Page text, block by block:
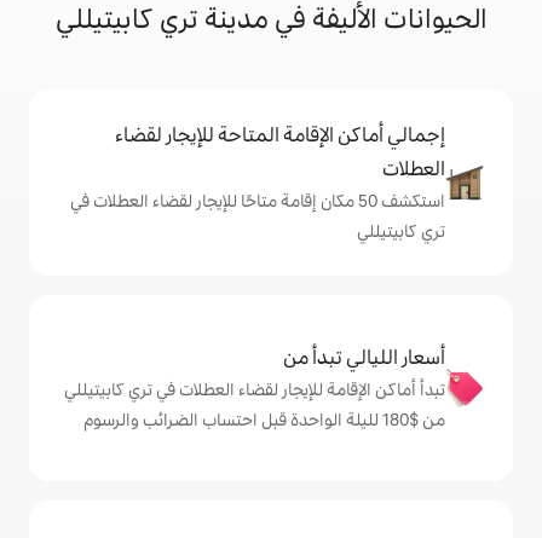
في مدينة تري كابيتيللي
المتاحة للإيجار لقضاء
50 مكان إقامة متاحًا للإيجار لقضاء العطلات في
للإيجار لقضاء العطلات في تري كابيتيللي